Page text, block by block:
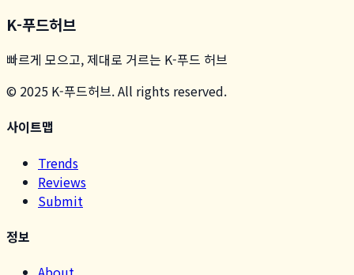
K-푸드허브
빠르게 모으고, 제대로 거르는 K-푸드 허브
© 2025 K-푸드허브. All rights reserved.
사이트맵
Trends
Reviews
Submit
정보